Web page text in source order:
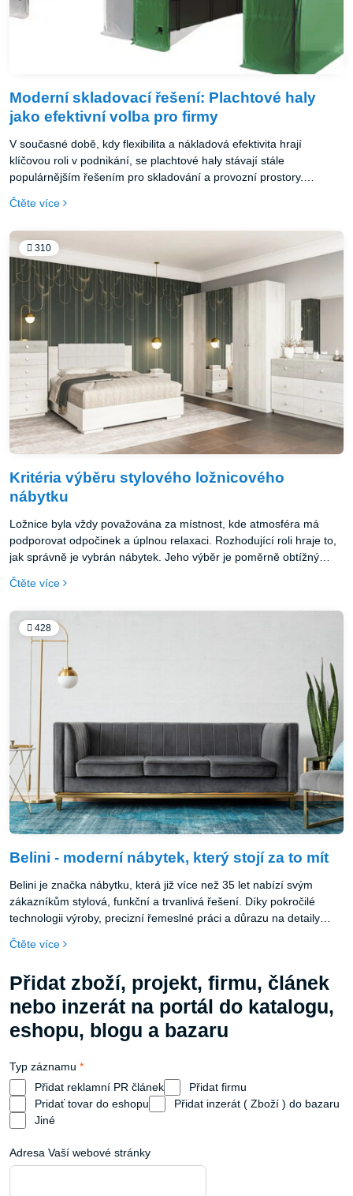
Moderní skladovací řešení: Plachtové haly
jako efektivní volba pro firmy
V současné době, kdy flexibilita a nákladová efektivita hrají
klíčovou roli v podnikání, se plachtové haly stávají stále
populárnějším řešením pro skladování a provozní prostory.
Pojďme se podívat na hlavní výhody, které tento typ konstrukcí
přináší.
Čtěte více
310
Kritéria výběru stylového ložnicového
nábytku
Ložnice byla vždy považována za místnost, kde atmosféra má
podporovat odpočinek a úplnou relaxaci. Rozhodující roli hraje to,
jak správně je vybrán nábytek. Jeho výběr je poměrně obtížný
designových tvarů a textur, barevných variant, z nichž může
vyhozeny zbytečně, je nejlepší se zaměřit na novinky a
nejstylovější nábytkové výrobky.
Čtěte více
428
Belini - moderní nábytek, který stojí za to mít
Belini je značka nábytku, která již více než 35 let nabízí svým
zákazníkům stylová, funkční a trvanlivá řešení. Díky pokročilé
technologii výroby, precizní řemeslné práci a důrazu na detaily
neustále hledá inovace, aby splnila požadavky moderních
výrobě zajišťuje, že její produkty jsou nejen estetické, ale i šetrné k
životnímu prostředí.
Čtěte více
Přidat zboží, projekt, firmu, článek
nebo inzerát na portál do katalogu,
eshopu, blogu a bazaru
Typ záznamu *
Přidat reklamní PR článek
Přidat firmu
Pridať tovar do eshopu
Přidat inzerát ( Zboží ) do bazaru
Jiné
Adresa Vaší webové stránky